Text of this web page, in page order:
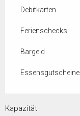
Debitkarten
Ferienschecks
Bargeld
Essensgutscheine
Kapazität